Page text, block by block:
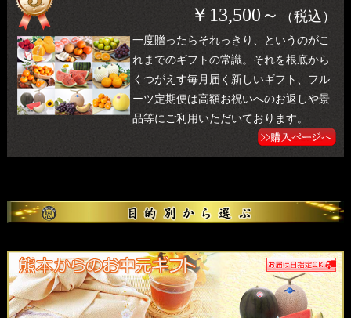
￥13,500～ （税込）
一度贈ったらそれっきり、というのがこ
れまでのギフトの常識。それを根底から
くつがえす毎月届く新しいギフト、フル
ーツ定期便は高額お祝いへのお返しや景
品等にご利用いただいております。